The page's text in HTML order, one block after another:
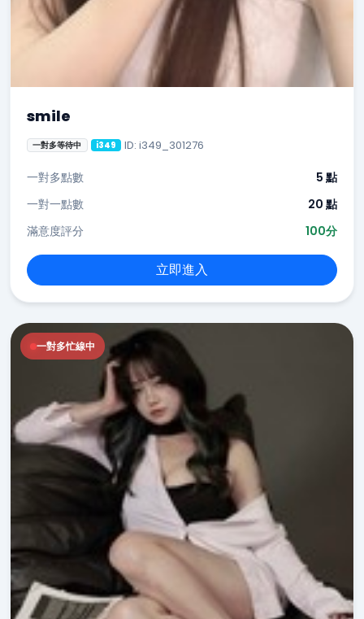
smile
一對多等待中 i349 ID: i349_301276
一對多點數
5 點
一對一點數
20 點
滿意度評分
100分
立即進入
一對多忙線中